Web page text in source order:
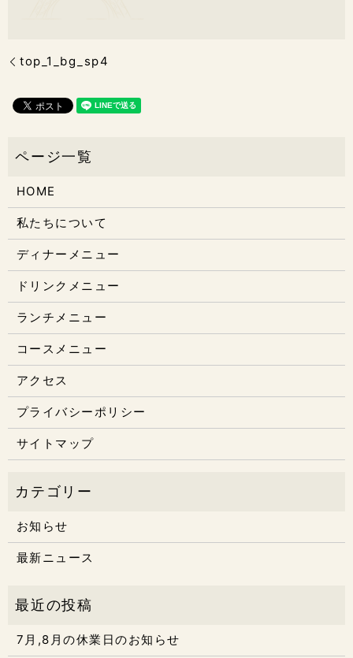
top_1_bg_sp4
HOME
私たちについて
ディナーメニュー
ドリンクメニュー
ランチメニュー
コースメニュー
アクセス
プライバシーポリシー
サイトマップ
お知らせ
最新ニュース
7月,8月の休業日のお知らせ